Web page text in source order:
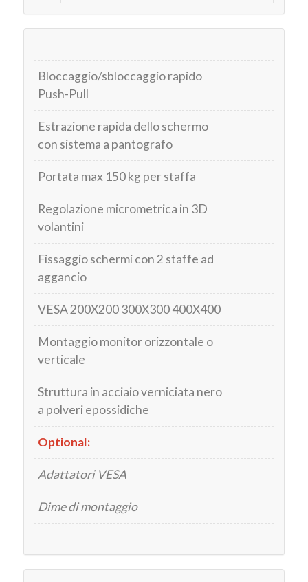
Bloccaggio/sbloccaggio rapido
Push-Pull
Estrazione rapida dello schermo
con sistema a pantografo
Portata max 150 kg per staffa
Regolazione micrometrica in 3D
volantini
Fissaggio schermi con 2 staffe ad
aggancio
VESA 200X200 300X300 400X400
Montaggio monitor orizzontale o
verticale
Struttura in acciaio verniciata nero
a polveri epossidiche
Optional:
Adattatori VESA
Dime di montaggio